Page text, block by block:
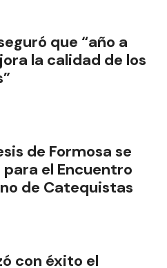
que “año a
la calidad de los
de Formosa se
el Encuentro
de Catequistas
con éxito el